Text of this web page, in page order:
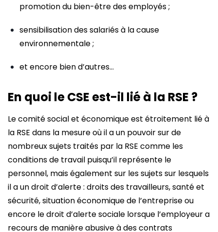
promotion du bien-être des employés ;
sensibilisation des salariés à la cause
environnementale ;
et encore bien d’autres…
En quoi le CSE est-il lié à la RSE ?
Le comité social et économique est étroitement lié à
la RSE dans la mesure où il a un pouvoir sur de
nombreux sujets traités par la RSE comme les
conditions de travail puisqu’il représente le
personnel, mais également sur les sujets sur lesquels
il a un droit d’alerte : droits des travailleurs, santé et
sécurité, situation économique de l’entreprise ou
encore le droit d’alerte sociale lorsque l’employeur a
recours de manière abusive à des contrats